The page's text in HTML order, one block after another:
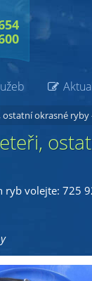
ostatní okrasné ryby
ryb volejte: 725